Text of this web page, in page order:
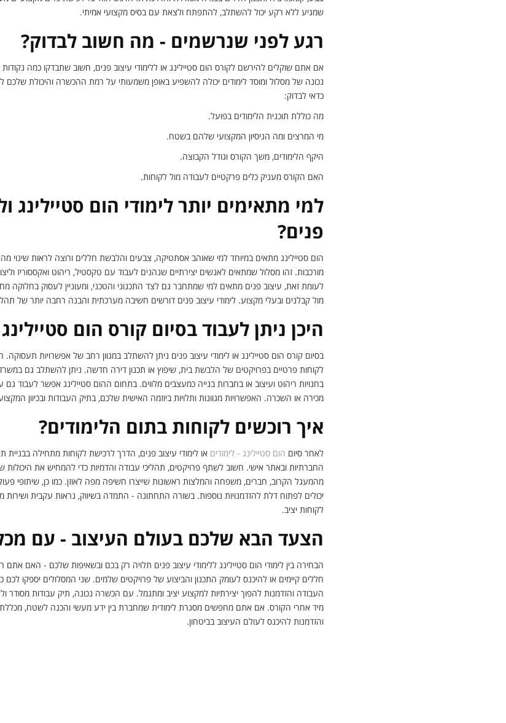
שמגיע ללא רקע יכול להשתלב, להתפתח ולצאת עם בסיס מקצועי אמיתי.
רגע לפני שנרשמים - מה חשוב לבדוק?
אם אתם שוקלים להירשם לקורס הום סטיילינג או ללימודי עיצוב פנים, חשוב שתבדקו כמה
נכונה של מסלול ומוסד לימודים יכולה להשפיע באופן משמעותי על רמת ההכשרה והיכולת
כדאי לבדוק:
מה כוללת תוכנית הלימודים בפועל.
מי המרצים ומה הניסיון המקצועי שלהם בשטח.
היקף הלימודים, משך הקורס וגודל הקבוצה.
האם הקורס מעניק כלים פרקטיים לעבודה מול לקוחות.
למי מתאימים יותר לימודי הום סטיילינג
פנים?
הום סטיילינג מתאים במיוחד למי שאוהב אסתטיקה, צבעים והלבשת חללים ורוצה לראות שינוי מהיר
מורכבות. זהו מסלול שמתאים לאנשים יצירתיים שנהנים לעבוד עם טקסטיל, ריהוט ואקססוריז
לעומת זאת, עיצוב פנים מתאים למי שמתחבר גם לצד התכנוני והטכני, ומעוניין לעסוק בחלוקה
מול קבלנים ובעלי מקצוע. לימודי עיצוב פנים דורשים חשיבה מערכתית והבנה רחבה יותר של
היכן ניתן לעבוד בסיום קורס הום
בסיום קורס הום סטיילינג או לימודי עיצוב פנים ניתן להשתלב במגוון רחב של אפשרויות תעסוקה.
לקוחות פרטיים בפרויקטים של הלבשת בית, שיפוץ או תכנון דירה חדשה. ניתן להשתלב גם
בחנויות ריהוט ועיצוב או בחברות בנייה כמעצבים מלווים. בתחום ההום סטיילינג אפשר לעבוד גם
מכירה או השכרה. האפשרויות מגוונות ותלויות ביוזמה האישית שלכם, בתיק העבודות ובכיוון
איך רוכשים לקוחות בתום הלימודים?
לאחר סיום הום סטיילינג - לימודים או לימודי עיצוב פנים, הדרך לרכישת לקוחות מתחילה בבניית
החברתיות ובאתר אישי. חשוב לשתף פרויקטים, תהליכי עבודה והדמיות כדי להמחיש את היכולות
מהמעגל הקרוב, חברים, משפחה והמלצות ראשונות שייצרו חשיפה מפה לאוזן. כמו כן, שיתופי
יכולים לפתוח דלת להזדמנויות נוספות. בשורה התחתונה - התמדה בשיווק, נראות עקבית ושירות
לקוחות יציב.
הצעד הבא שלכם בעולם העיצוב - עם
הבחירה בין לימודי הום סטיילינג ללימודי עיצוב פנים תלויה רק בכם ובשאיפות שלכם - האם
חללים קיימים או להיכנס לעומק התכנון והביצוע של פרויקטים שלמים. שני המסלולים יספקו
העבודה והזדמנות להפוך יצירתיות למקצוע יציב ומתגמל. עם הכשרה נכונה, תיק עבודות מסודר
מיד אחרי הקורס. אם אתם מחפשים מסגרת לימודית שמחברת בין ידע מעשי והכנה לשטח,
והזדמנות להיכנס לעולם העיצוב בביטחון.